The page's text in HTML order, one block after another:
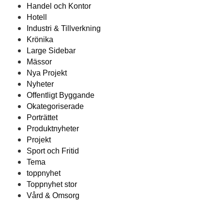
Handel och Kontor
Hotell
Industri & Tillverkning
Krönika
Large Sidebar
Mässor
Nya Projekt
Nyheter
Offentligt Byggande
Okategoriserade
Porträttet
Produktnyheter
Projekt
Sport och Fritid
Tema
toppnyhet
Toppnyhet stor
Vård & Omsorg